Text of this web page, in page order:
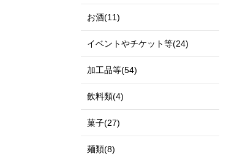
12
お酒(11)
イベントやチケット等(24)
加工品等(54)
飲料類(4)
菓子(27)
麺類(8)